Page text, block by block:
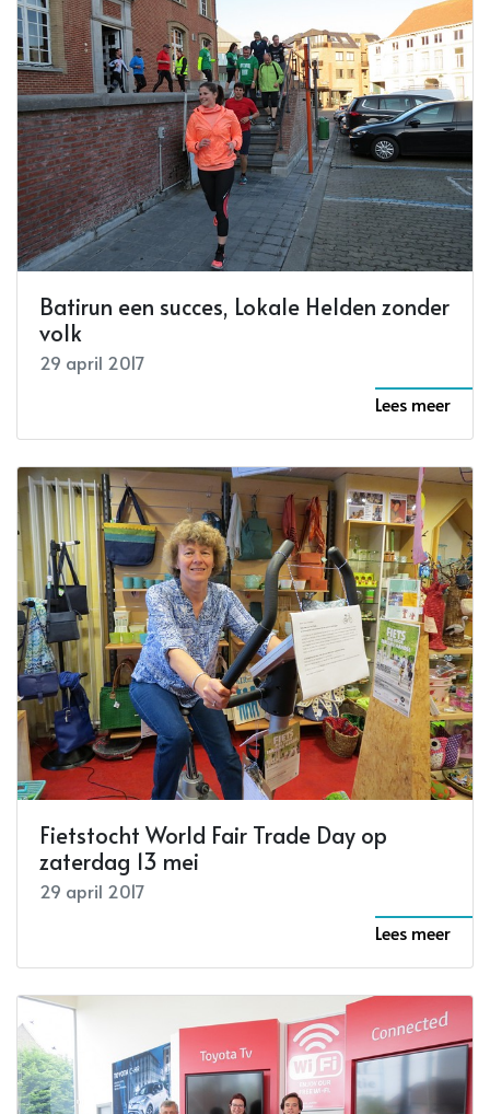
Batirun een succes, Lokale Helden zonder
volk
29 april 2017
Lees meer
Fietstocht World Fair Trade Day op
zaterdag 13 mei
29 april 2017
Lees meer